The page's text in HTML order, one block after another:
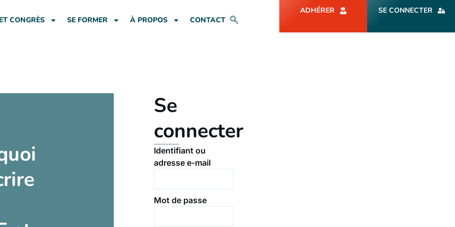
CONGRÈS SE FORMER À PROPOS CONTACT
ADHÉRER SE CONNECTER
Se
connecter
Identifiant ou
adresse e-mail
Mot de passe